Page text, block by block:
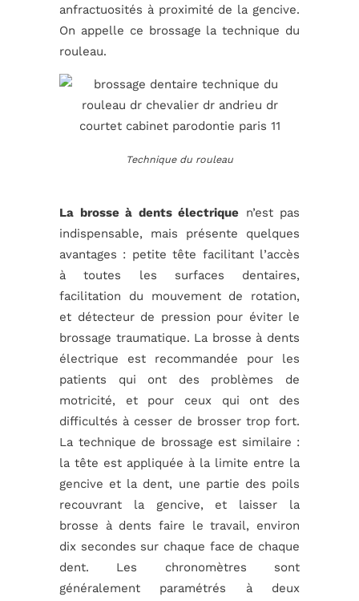
anfractuosités à proximité de la gencive.
On appelle ce brossage la technique du
rouleau.
Technique du rouleau
La brosse à dents électrique n’est pas
indispensable, mais présente quelques
avantages : petite tête facilitant l’accès
à toutes les surfaces dentaires,
facilitation du mouvement de rotation,
et détecteur de pression pour éviter le
brossage traumatique. La brosse à dents
électrique est recommandée pour les
patients qui ont des problèmes de
motricité, et pour ceux qui ont des
difficultés à cesser de brosser trop fort.
La technique de brossage est similaire :
la tête est appliquée à la limite entre la
gencive et la dent, une partie des poils
recouvrant la gencive, et laisser la
brosse à dents faire le travail, environ
dix secondes sur chaque face de chaque
dent. Les chronomètres sont
généralement paramétrés à deux